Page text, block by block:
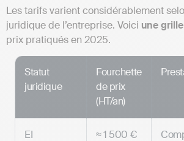
Les tarifs varient considérablement
juridique de l’entreprise. Voici une
prix pratiqués en 2025.
Statut
juridique
Fourchette
de prix
(HT/an)
EI
≈ 1 500 €